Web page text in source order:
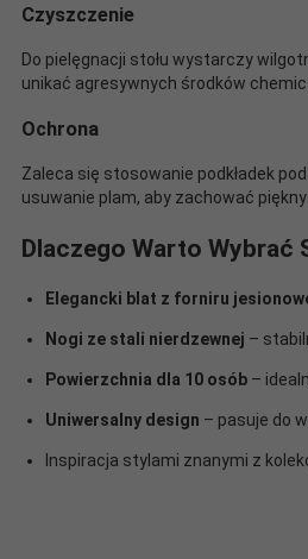
Czyszczenie
Do pielęgnacji stołu wystarczy
unikać agresywnych środków
Ochrona
Zaleca się stosowanie podkładek
usuwanie plam, aby zachować
Dlaczego Warto Wybrać
Elegancki blat z forniru
Nogi ze stali nierdzewnej –
Powierzchnia dla 10 osób –
Uniwersalny design – pasuje do
Inspiracja stylami znanymi z